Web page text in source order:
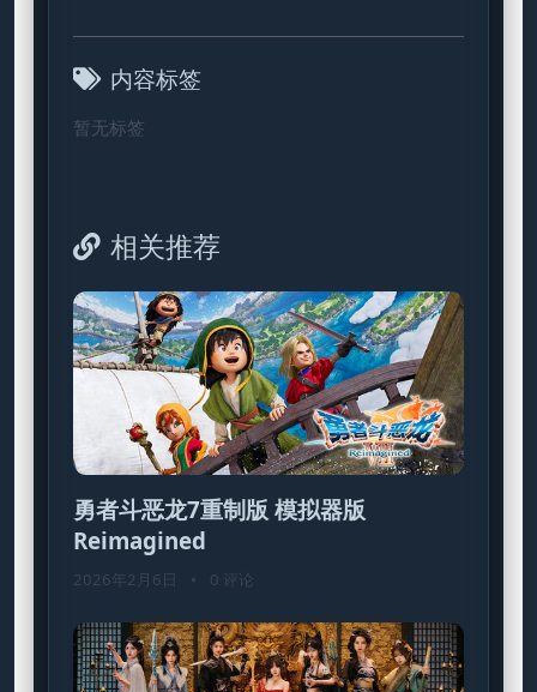
内容标签
暂无标签
相关推荐
勇者斗恶龙7重制版 模拟器版
Reimagined
2026年2月6日 • 0 评论